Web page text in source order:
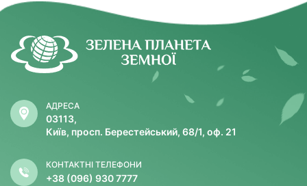
АДРЕСА
03113,
Київ, просп. Берестейський, 68/1, оф. 21
КОНТАКТНІ ТЕЛЕФОНИ
+38 (096) 930 7777